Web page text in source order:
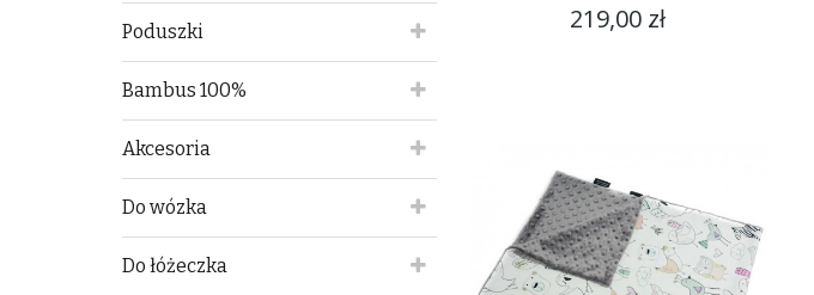
Poduszki
Bambus 100%
Akcesoria
Do wózka
Do łóżeczka
219,00 zł